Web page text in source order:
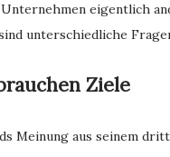
eigentlich
unterschiedliche
Ziele
Meinung aus seinem